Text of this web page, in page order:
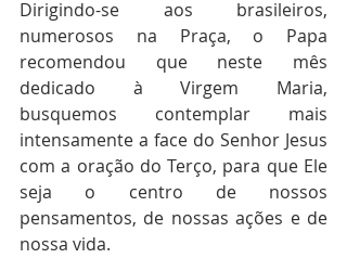
Dirigindo-se aos brasileiros,
numerosos na Praça, o Papa
recomendou que neste mês
dedicado à Virgem Maria,
busquemos contemplar mais
intensamente a face do Senhor Jesus
com a oração do Terço, para que Ele
seja o centro de nossos
pensamentos, de nossas ações e de
nossa vida.